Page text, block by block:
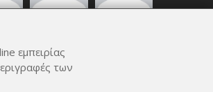
εμπειρίας
των